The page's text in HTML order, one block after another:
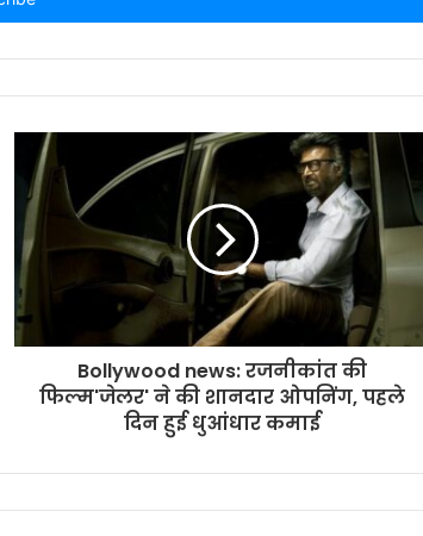
Bollywood news: रजनीकांत की
फिल्म'जेलर' ने की शानदार ओपनिंग, पहले
दिन हुई धुआंधार कमाई